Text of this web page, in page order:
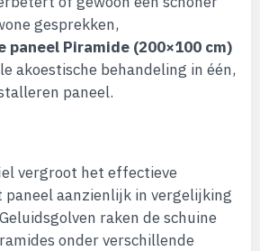
gesprekken,
paneel Piramide (200×100 cm)
akoestische behandeling in één,
paneel.
vergroot het effectieve
paneel aanzienlijk in vergelijking
raken de schuine
onder verschillende